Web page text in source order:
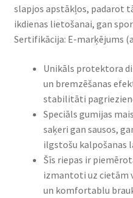
slapjos apstākļos, padarot
ikdienas lietošanai, gan
Sertifikācija: E-marķējums
Unikāls protektora
un bremzēšanas
stabilitāti
Speciāls gumijas
saķeri gan sausos,
ilgstošu kalpošanas
Šīs riepas ir
izmantoti uz cietām
un komfortablu